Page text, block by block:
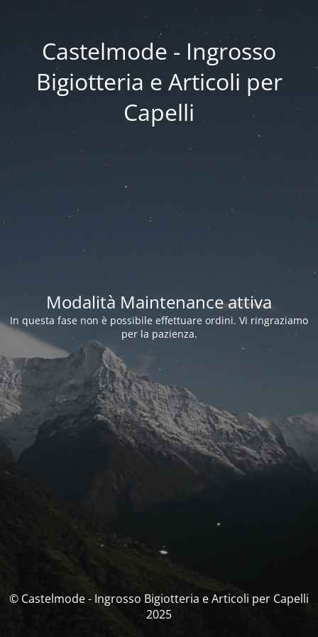
Castelmode - Ingrosso
Bigiotteria e Articoli per
Capelli
Modalità Maintenance attiva
In questa fase non è possibile effettuare ordini. Vi ringraziamo
per la pazienza.
© Castelmode - Ingrosso Bigiotteria e Articoli per Capelli
2025